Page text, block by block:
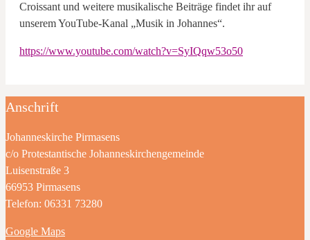
Croissant und weitere musikalische Beiträge findet ihr auf
unserem YouTube-Kanal „Musik in Johannes“.
https://www.youtube.com/watch?v=SyIQqw53o50
Anschrift
Johanneskirche Pirmasens
c/o Protestantische Johanneskirchengemeinde
Luisenstraße 3
66953 Pirmasens
Telefon: 06331 73280
Google Maps